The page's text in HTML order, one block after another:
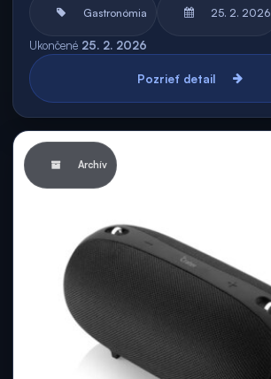
Gastronómia 25. 2. 2026
Ukončené 25. 2. 2026
Pozrieť detail
Archív